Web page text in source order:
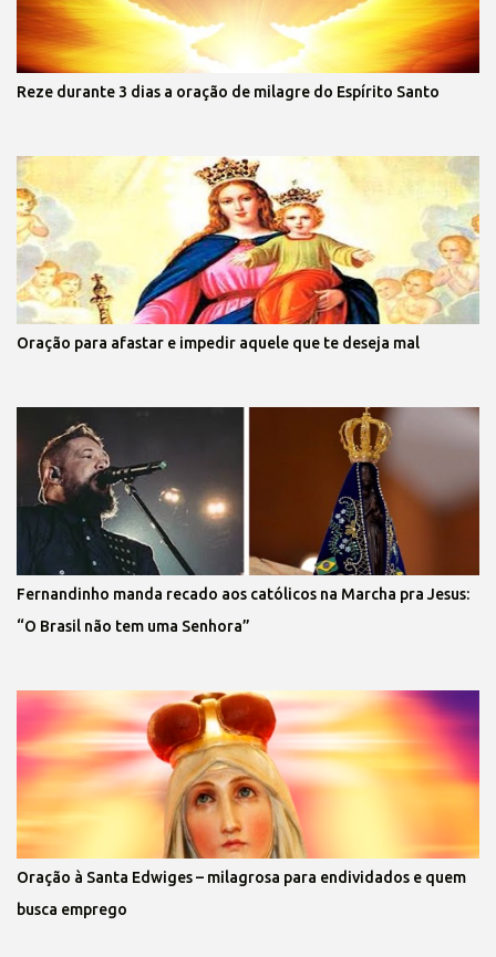
Reze durante 3 dias a oração de milagre do Espírito Santo
Oração para afastar e impedir aquele que te deseja mal
Fernandinho manda recado aos católicos na Marcha pra Jesus:
“O Brasil não tem uma Senhora”
Oração à Santa Edwiges – milagrosa para endividados e quem
busca emprego